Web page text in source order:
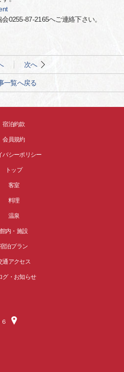
0255-87-2165へご連絡下さい。
次へ
一覧へ戻る
宿泊約款
会員規約
バシーポリシー
トップ
客室
料理
温泉
館内・施設
宿泊プラン
通アクセス
グ・お知らせ